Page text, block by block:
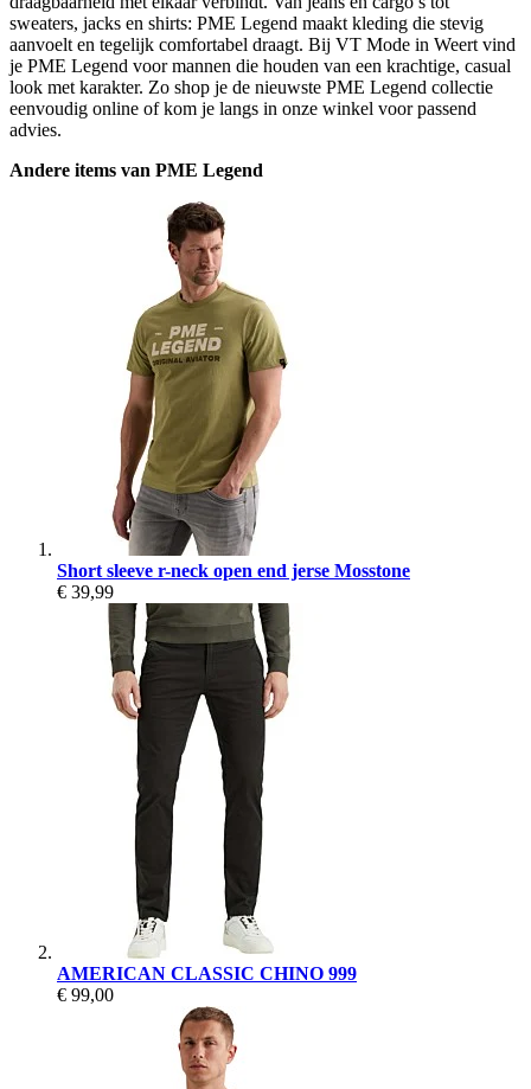
sweaters, jacks en shirts: PME Legend maakt kleding die stevig
aanvoelt en tegelijk comfortabel draagt. Bij VT Mode in Weert vind
je PME Legend voor mannen die houden van een krachtige, casual
look met karakter. Zo shop je de nieuwste PME Legend collectie
eenvoudig online of kom je langs in onze winkel voor passend
advies.
Andere items van PME Legend
Short sleeve r-neck open end jerse Mosstone
€ 39,99
AMERICAN CLASSIC CHINO 999
€ 99,00